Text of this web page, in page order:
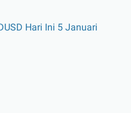
Hari Ini 5 Januari